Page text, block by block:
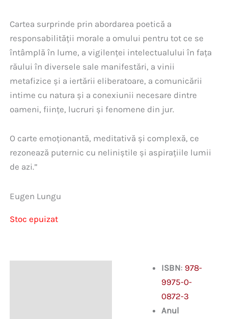
Cartea surprinde prin abordarea poetică a
responsabilității morale a omului pentru tot ce se
întâmplă în lume, a vigilenței intelectualului în fața
răului în diversele sale manifestări, a vinii
metafizice și a iertării eliberatoare, a comunicării
intime cu natura și a conexiunii necesare dintre
oameni, ființe, lucruri și fenomene din jur.
O carte emoționantă, meditativă și complexă, ce
rezonează puternic cu neliniștile și aspirațiile lumii
de azi.”
Eugen Lungu
Stoc epuizat
ISBN: 978-
9975-0-
0872-3
Anul